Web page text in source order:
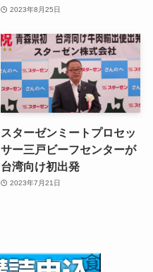
2023年8月25日
スターゼンミートプロセッ
サー三戸ビーフセンターが
台湾向け初出発
2023年7月21日